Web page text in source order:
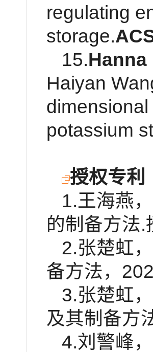
regulating
storage.
15.Hanna
Haiyan
potassium
授权专利
1.王海燕，
的制备方法
2.张楚虹，
备方法，
3.张楚虹，
及其制备方
4.刘警峰